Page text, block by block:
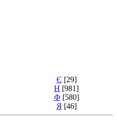
Є [29]
Н [981]
Ф [580]
Я [46]